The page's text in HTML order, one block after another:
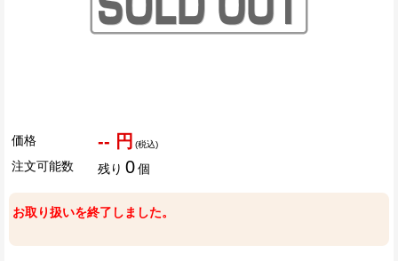
価格 -- 円 (税込)
注文可能数 残り 0個
お取り扱いを終了しました。